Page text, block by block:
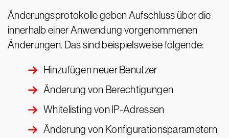
Änderungsprotokolle geben Aufschluss über die
innerhalb einer Anwendung vorgenommenen
Änderungen. Das sind beispielsweise folgende:
Hinzufügen neuer Benutzer
Änderung von Berechtigungen
Whitelisting von IP-Adressen
Änderung von Konfigurationsparametern